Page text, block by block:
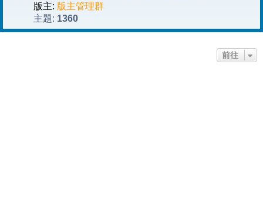
版主: 版主管理群
主題: 1360
前往